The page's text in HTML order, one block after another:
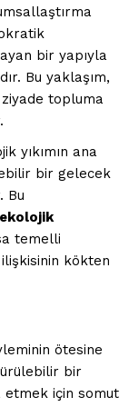
bir yapıyla
Bu yaklaşım,
topluma
yıkımın ana
bir gelecek
Bu
temelli
kökten
ötesine
bir
etmek için somut